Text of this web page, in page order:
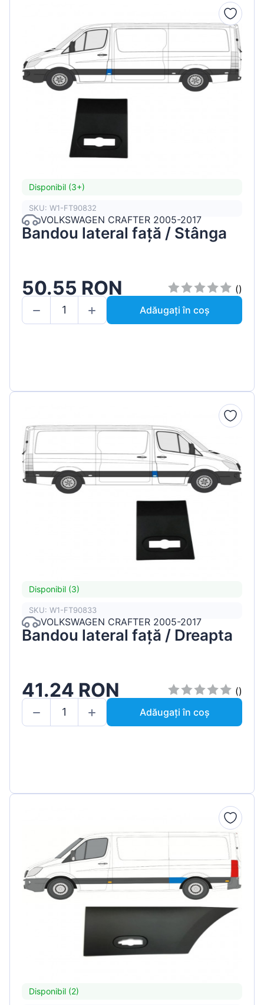
Disponibil (3+)
SKU: W1-FT90832
VOLKSWAGEN CRAFTER 2005-2017
Bandou lateral față / Stânga
50.55 RON
()
Adăugați în coș
Disponibil (3)
SKU: W1-FT90833
VOLKSWAGEN CRAFTER 2005-2017
Bandou lateral față / Dreapta
41.24 RON
()
Adăugați în coș
Disponibil (2)